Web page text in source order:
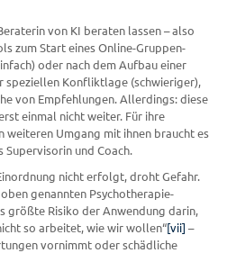
von KI beraten lassen – also
zum Start eines Online-Gruppen-
oder nach dem Aufbau einer
speziellen Konfliktlage (schwieriger),
von Empfehlungen. Allerdings: diese
einmal nicht weiter. Für ihre
weiteren Umgang mit ihnen braucht es
Supervisorin und Coach.
nicht erfolgt, droht Gefahr.
genannten Psychotherapie-
größte Risiko der Anwendung darin,
so arbeitet, wie wir wollen“[vii] –
vornimmt oder schädliche